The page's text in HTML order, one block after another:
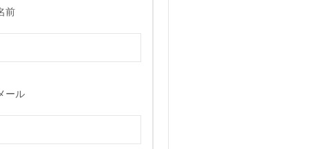
しますご来店をお待ちしております
前
ール